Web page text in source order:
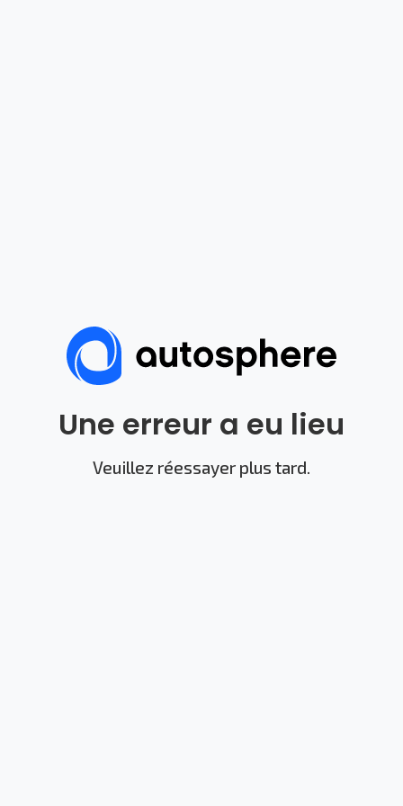
Une erreur a eu lieu
Veuillez réessayer plus tard.